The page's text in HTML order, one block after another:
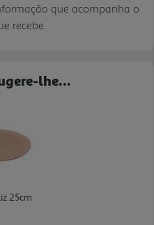
que acompanha o
recebe.
lhe...
25cm